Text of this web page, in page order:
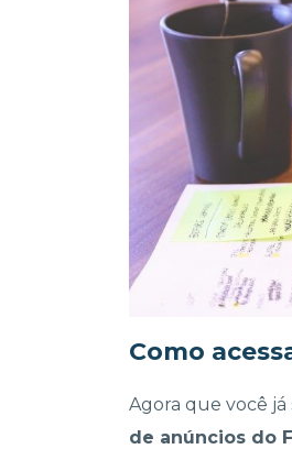
Como
Agora que você
de anúncios do